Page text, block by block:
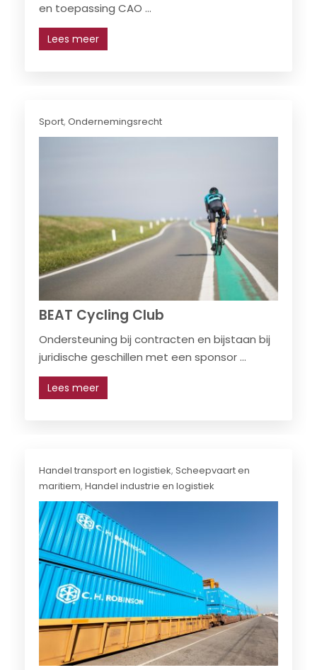
en toepassing CAO ...
Lees meer
Sport, Ondernemingsrecht
BEAT Cycling Club
Ondersteuning bij contracten en bijstaan bij
juridische geschillen met een sponsor ...
Lees meer
Handel transport en logistiek, Scheepvaart en
maritiem, Handel industrie en logistiek